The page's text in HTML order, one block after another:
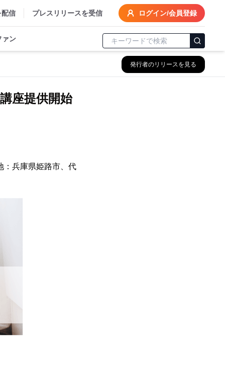
配信 プレスリリースを受信 ログイン/会員登録
ァン
発行者のリリースを見る
座提供開始
：兵庫県姫路市、代